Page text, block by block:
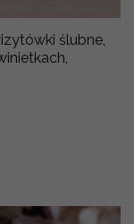
ślubne,